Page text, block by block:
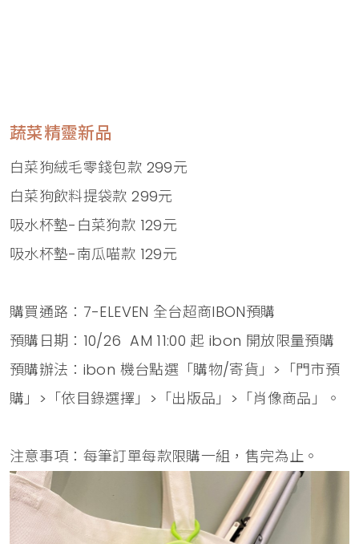
蔬菜精靈新品
白菜狗絨毛零錢包款 299元
白菜狗飲料提袋款 299元
吸水杯墊-白菜狗款 129元
吸水杯墊-南瓜喵款 129元
購買通路：7-ELEVEN 全台超商IBON預購
預購日期：10/26 AM 11:00 起 ibon 開放限量預購
預購辦法：ibon 機台點選「購物/寄貨」>「門市預
購」>「依目錄選擇」>「出版品」>「肖像商品」。
注意事項：每筆訂單每款限購一組，售完為止。